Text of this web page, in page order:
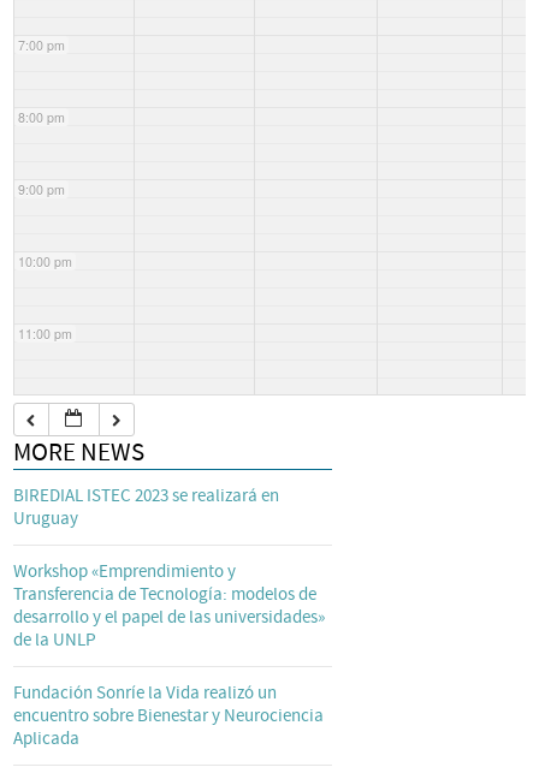
7:00 pm
8:00 pm
9:00 pm
10:00 pm
11:00 pm
MORE NEWS
BIREDIAL ISTEC 2023 se realizará en
Uruguay
Workshop «Emprendimiento y
Transferencia de Tecnología: modelos de
desarrollo y el papel de las universidades»
de la UNLP
Fundación Sonríe la Vida realizó un
encuentro sobre Bienestar y Neurociencia
Aplicada